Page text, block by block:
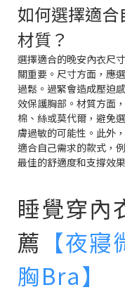
如何選擇適合
材質？
選擇適合的晚安內衣尺
關重要。尺寸方面，應
過鬆。過緊會造成壓迫
效保護胸部。材質方面
棉、絲或莫代爾，避免
膚過敏的可能性。此外
適合自己需求的款式，
最佳的舒適度和支撐效果
睡覺穿內
薦 【夜
胸Bra】